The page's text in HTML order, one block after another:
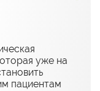
уже на
пациентам